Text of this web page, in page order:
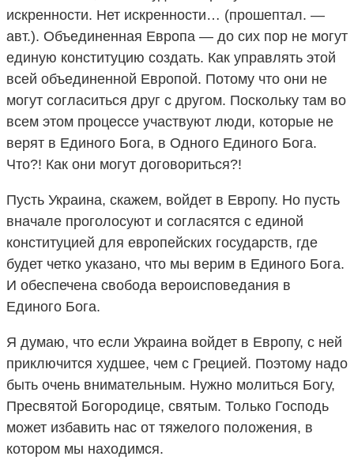
искренности. Нет искренности… (прошептал. —
авт.). Объединенная Европа — до сих пор не могут
единую конституцию создать. Как управлять этой
всей объединенной Европой. Потому что они не
могут согласиться друг с другом. Поскольку там во
всем этом процессе участвуют люди, которые не
верят в Единого Бога, в Одного Единого Бога.
Что?! Как они могут договориться?!
Пусть Украина, скажем, войдет в Европу. Но пусть
вначале проголосуют и согласятся с единой
конституцией для европейских государств, где
будет четко указано, что мы верим в Единого Бога.
И обеспечена свобода вероисповедания в
Единого Бога.
Я думаю, что если Украина войдет в Европу, с ней
приключится худшее, чем с Грецией. Поэтому надо
быть очень внимательным. Нужно молиться Богу,
Пресвятой Богородице, святым. Только Господь
может избавить нас от тяжелого положения, в
котором мы находимся.